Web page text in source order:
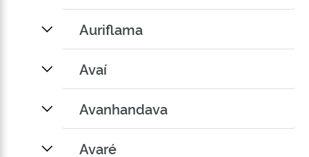
Auriflama
Avaí
Avanhandava
Avaré